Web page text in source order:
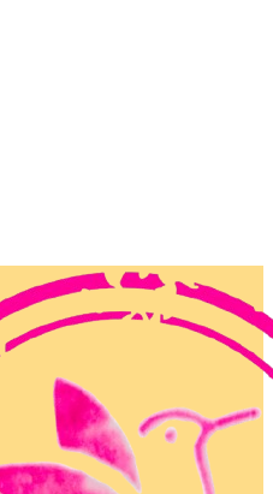
liečbe priamo v jej
tradícia stretáva s odbornou